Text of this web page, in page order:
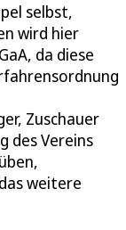
selbst,
wird hier
da diese
Zuschauer
des Vereins
weitere